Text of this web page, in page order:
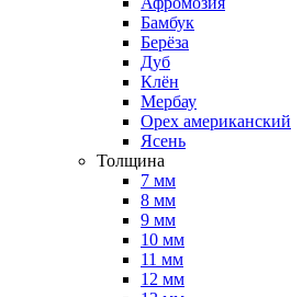
Бамбук
Берёза
Дуб
Клён
Мербау
Орех американский
Ясень
Толщина
7 мм
8 мм
9 мм
10 мм
11 мм
12 мм